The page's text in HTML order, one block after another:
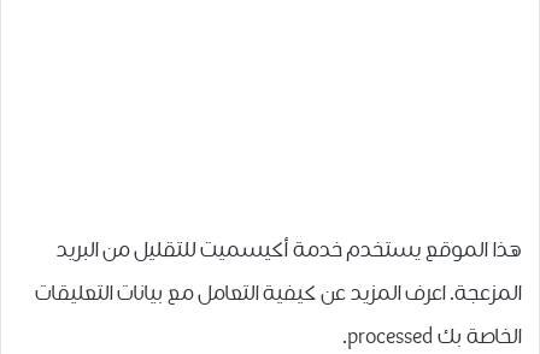
هذا الموقع يستخدم خدمة أكيسميت للتقليل من البريد
المزعجة.اعرف المزيد عن كيفية التعامل مع بيانات التعليقات
الخاصة بك processed
.